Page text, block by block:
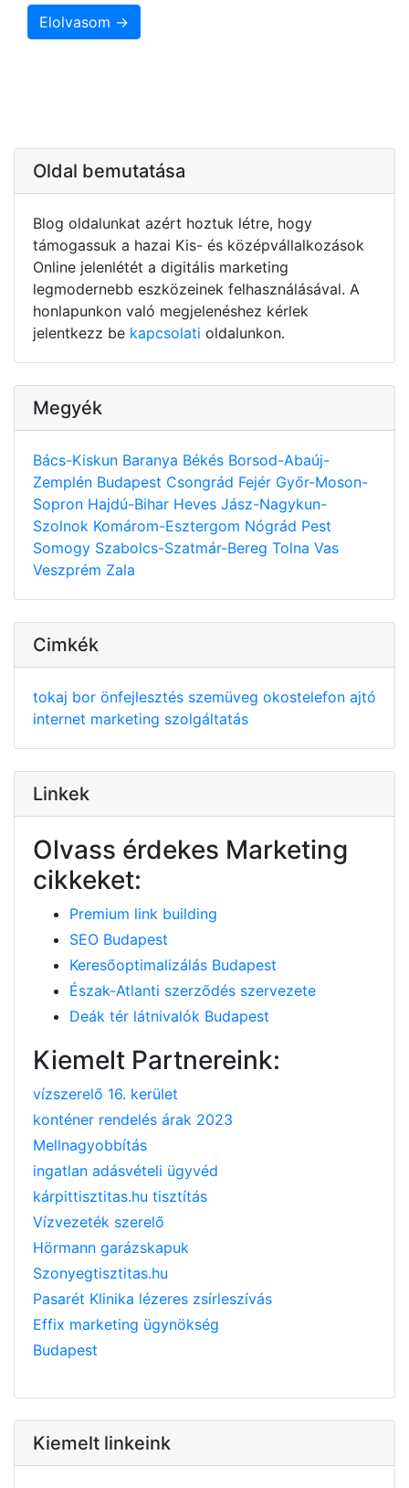
Elolvasom →
Oldal bemutatása
Blog oldalunkat azért hoztuk létre, hogy
támogassuk a hazai Kis- és középvállalkozások
Online jelenlétét a digitális marketing
legmodernebb eszközeinek felhasználásával. A
honlapunkon való megjelenéshez kérlek
jelentkezz be kapcsolati oldalunkon.
Megyék
Bács-Kiskun Baranya Békés Borsod-Abaúj-
Zemplén Budapest Csongrád Fejér Győr-Moson-
Sopron Hajdú-Bihar Heves Jász-Nagykun-
Szolnok Komárom-Esztergom Nógrád Pest
Somogy Szabolcs-Szatmár-Bereg Tolna Vas
Veszprém Zala
Cimkék
tokaj bor önfejlesztés szemüveg okostelefon ajtó
internet marketing szolgáltatás
Linkek
Olvass érdekes Marketing
cikkeket:
Premium link building
SEO Budapest
Keresőoptimalizálás Budapest
Észak-Atlanti szerződés szervezete
Deák tér látnivalók Budapest
Kiemelt Partnereink:
vízszerelő 16. kerület
konténer rendelés árak 2023
Mellnagyobbítás
ingatlan adásvételi ügyvéd
kárpittisztitas.hu tisztítás
Vízvezeték szerelő
Hörmann garázskapuk
Szonyegtisztitas.hu
Pasarét Klinika lézeres zsírleszívás
Effix marketing ügynökség
Budapest
Kiemelt linkeink